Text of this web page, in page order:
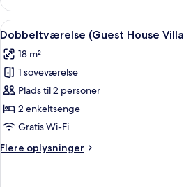
havudsigt
værelse
til
3
balkon
havudsigt
Indlæs
alle
billeder
af
Dobbeltværelse
(Guest
House
Nina-
En
18
Dobbeltværelse (Guest House
18 m²
1 soveværelse
Plads til 2 personer
2 enkeltsenge
Gratis Wi-Fi
Flere oplysninger
Flere